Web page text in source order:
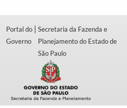
Portal do
Governo
|Secretaria da Fazenda e
Planejamento do Estado de
São Paulo